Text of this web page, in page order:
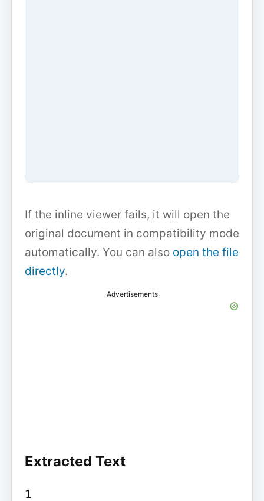
If the inline viewer fails, it will open the
original document in compatibility mode
automatically. You can also open the file
directly.
Advertisements
Extracted Text
1